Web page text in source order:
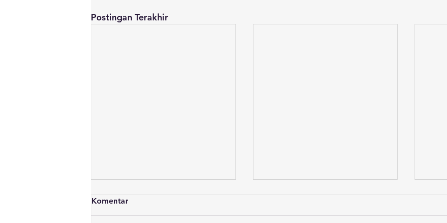
Postingan Terakhir
Komentar